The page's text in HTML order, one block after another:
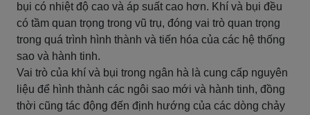
bụi có nhiệt độ cao và áp suất cao hơn. Khí và bụi đều
có tầm quan trọng trong vũ trụ, đóng vai trò quan trọng
trong quá trình hình thành và tiến hóa của các hệ thống
sao và hành tinh.
Vai trò của khí và bụi trong ngân hà là cung cấp nguyên
liệu để hình thành các ngôi sao mới và hành tinh, đồng
thời cũng tác động đến định hướng của các dòng chảy